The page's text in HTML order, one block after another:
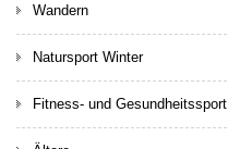
Wandern
Natursport Winter
Fitness- und Gesundheitssport